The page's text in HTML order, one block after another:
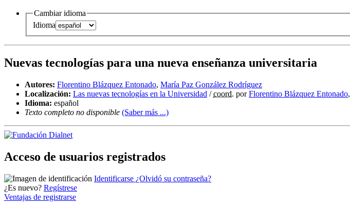
Cambiar idioma
Idioma
Nuevas tecnologías para una nueva enseñanza universitaria
Autores: Florentino Blázquez Entonado, María Paz González Rodríguez
Localización: Las nuevas tecnologías en la Universidad /coord. porFlorentino Blázquez Entonado,
Idioma: español
Texto completo no disponible (Saber más ...)
Acceso de usuarios registrados
Identificarse ¿Olvidó su contraseña?
¿Es nuevo? Regístrese
Ventajas de registrarse